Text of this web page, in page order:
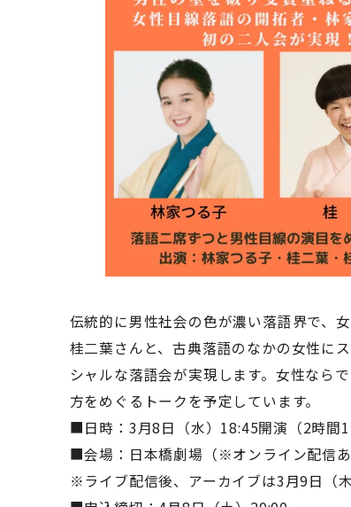
伝統的に男性社会の色が濃い落語界で、
桂二葉さんと、古典落語のなかの女性に
シャルな落語会が実現します。女性なら
方をめぐるトークを予定しています。
■日時：3月8日（水）18:45開演（2時間
■会場：日本橋劇場（※オンライン配信あ
※ライブ配信後、アーカイブは3月9日（